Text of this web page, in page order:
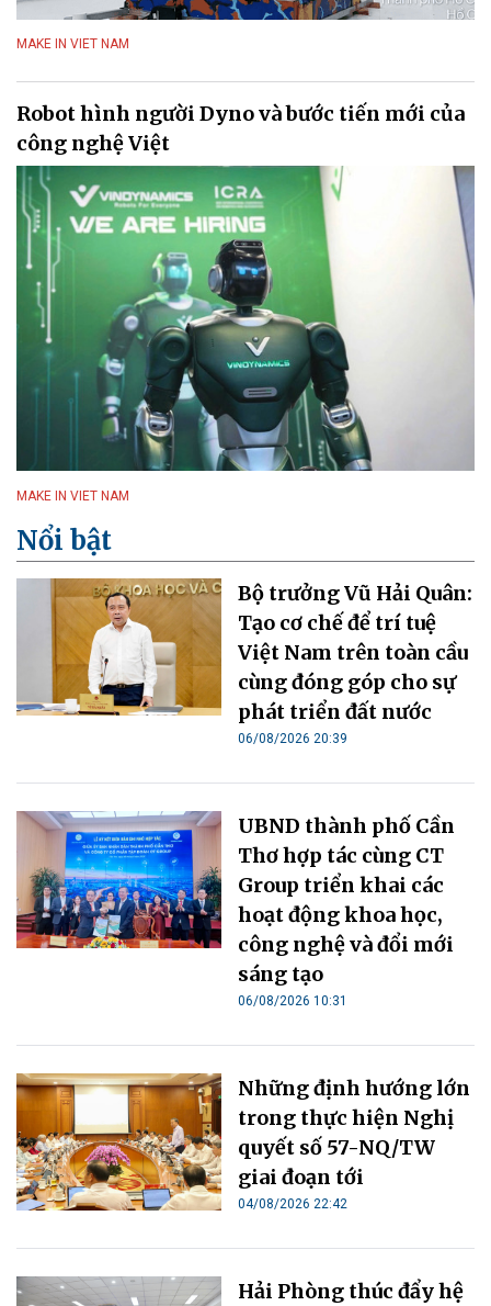
MAKE IN VIET NAM
Robot hình người Dyno và bước tiến mới của
công nghệ Việt
MAKE IN VIET NAM
Nổi bật
Bộ trưởng Vũ Hải Quân:
Tạo cơ chế để trí tuệ
Việt Nam trên toàn cầu
cùng đóng góp cho sự
phát triển đất nước
06/08/2026 20:39
UBND thành phố Cần
Thơ hợp tác cùng CT
Group triển khai các
hoạt động khoa học,
công nghệ và đổi mới
sáng tạo
06/08/2026 10:31
Những định hướng lớn
trong thực hiện Nghị
quyết số 57-NQ/TW
giai đoạn tới
04/08/2026 22:42
Hải Phòng thúc đẩy hệ